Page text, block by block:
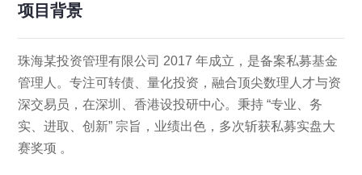
项目背景
珠海某投资管理有限公司 2017 年成立，是备案私募基金
管理人。专注可转债、量化投资，融合顶尖数理人才与资
深交易员，在深圳、香港设投研中心。秉持 “专业、务
实、进取、创新” 宗旨，业绩出色，多次斩获私募实盘大
赛奖项 。